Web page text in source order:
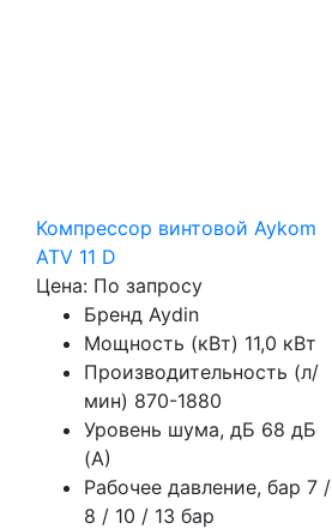
Компрессор винтовой Aykom
ATV 11 D
Цена: По запросу
Бренд Aydin
Мощность (кВт) 11,0 кВт
Производительность (л/
мин) 870-1880
Уровень шума, дБ 68 дБ
(А)
Рабочее давление, бар 7 /
8 / 10 / 13 бар